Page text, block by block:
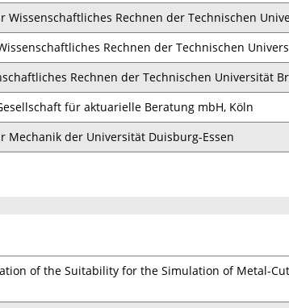
Rechnen der Technischen
Rechnen der Technischen
Rechnen der Technischen Universität
für aktuarielle Beratung mbH, Köln
der Universität Duisburg-Essen
of the Suitability for the Simulation of Metal-